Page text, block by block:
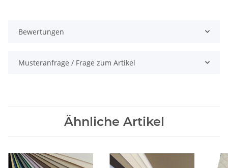
Bewertungen
Musteranfrage / Frage zum Artikel
Ähnliche Artikel